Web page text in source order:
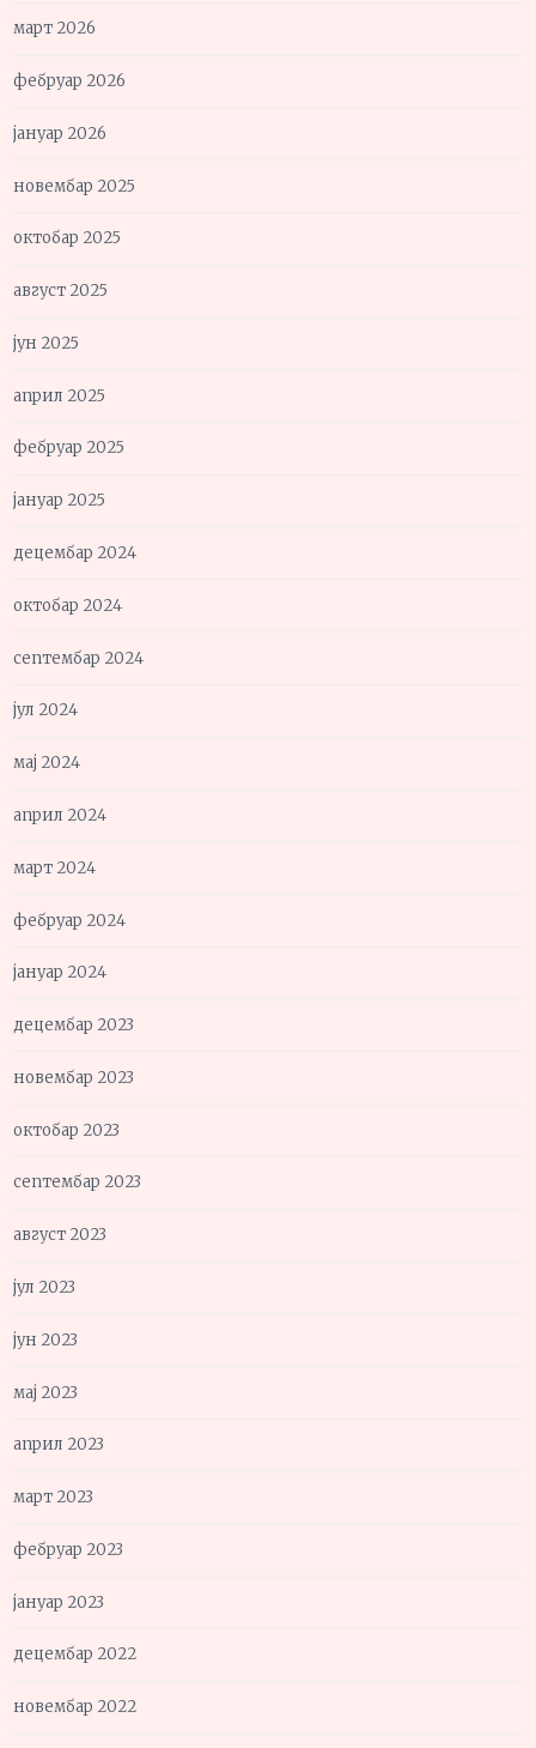
март 2026
фебруар 2026
јануар 2026
новембар 2025
октобар 2025
август 2025
јун 2025
април 2025
фебруар 2025
јануар 2025
децембар 2024
октобар 2024
септембар 2024
јул 2024
мај 2024
април 2024
март 2024
фебруар 2024
јануар 2024
децембар 2023
новембар 2023
октобар 2023
септембар 2023
август 2023
јул 2023
јун 2023
мај 2023
април 2023
март 2023
фебруар 2023
јануар 2023
децембар 2022
новембар 2022